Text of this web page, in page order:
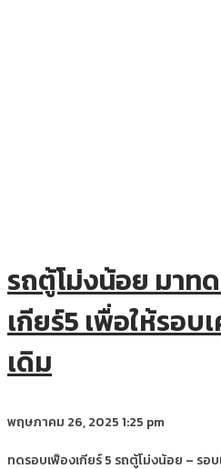
รถตู้โม่งน้อย มาท
เกียร์5 เพื่อให้รอบ
เดิม
พฤษภาคม 26, 20251:25 pm
ทดรอบเฟืองเกียร์ 5 รถตู้โม่งน้อย – รอ